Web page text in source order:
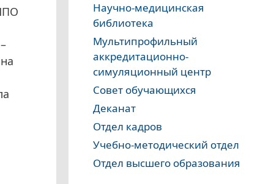
Научно-медицинская
библиотека
Мультипрофильный
аккредитационно-
симуляционный центр
Совет обучающихся
Деканат
Отдел кадров
Учебно-методический отдел
Отдел высшего образования